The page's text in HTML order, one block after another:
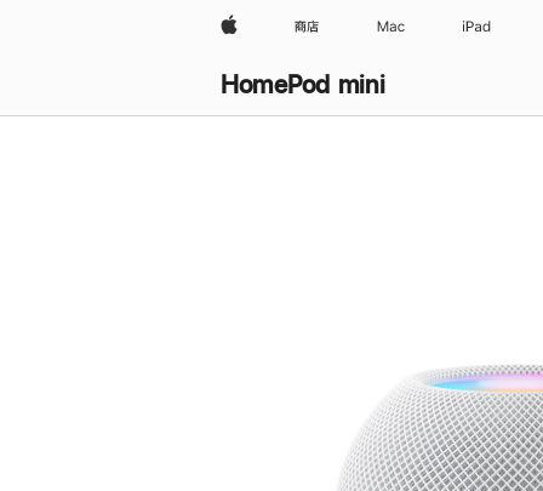
Apple 商店 Mac iPad
HomePod mini